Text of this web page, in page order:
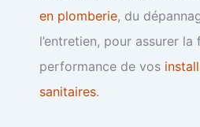
en plomberie, du
l’entretien, pour assurer
performance de vos
sanitaires.